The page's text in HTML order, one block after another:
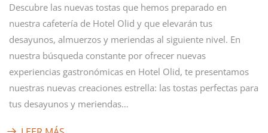
Descubre las nuevas tostas que hemos preparado en
nuestra cafetería de Hotel Olid y que elevarán tus
desayunos, almuerzos y meriendas al siguiente nivel. En
nuestra búsqueda constante por ofrecer nuevas
experiencias gastronómicas en Hotel Olid, te presentamos
nuestras nuevas creaciones estrella: las tostas perfectas para
tus desayunos y meriendas…